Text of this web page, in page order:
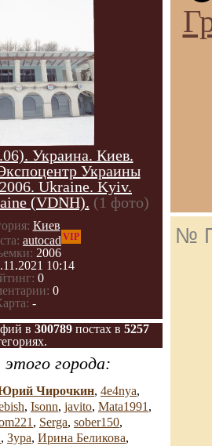
Украина. Киев.
Украины
Ukraine. Kyiv.
(VDNH). (1 фото)
Киев
autocad VIP
2006
10:14
0
0
-
в 300789 постах в 5257
этого города:
Чирочкин, 4e4nya,
, Isonn, javito, Mata1991 ,
, Serga, sober150,
, Зура, Ирина Беликова,
№